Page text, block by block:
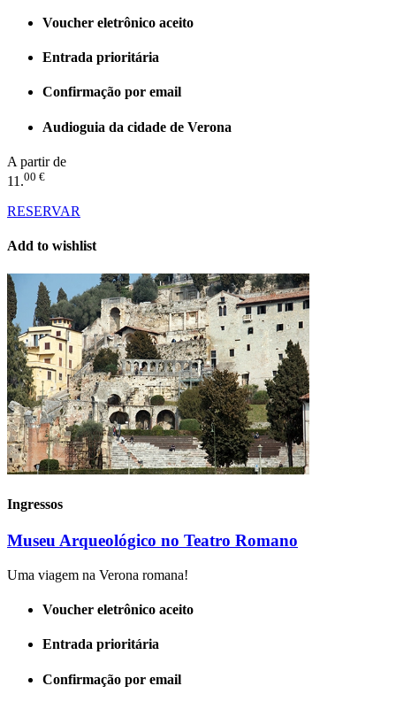
Voucher eletrônico aceito
Entrada prioritária
Confirmação por email
Audioguia da cidade de Verona
A partir de
11.00 €
RESERVAR
Add to wishlist
Ingressos
Museu Arqueológico no Teatro Romano
Uma viagem na Verona romana!
Voucher eletrônico aceito
Entrada prioritária
Confirmação por email